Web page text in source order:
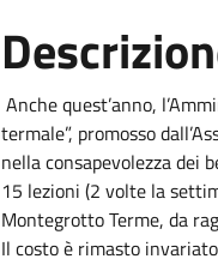
Anche quest’anno,
termale”, promosso
nella consapevolezza dei
15 lezioni (2 volte la
Montegrotto Terme, da
Il costo è rimasto